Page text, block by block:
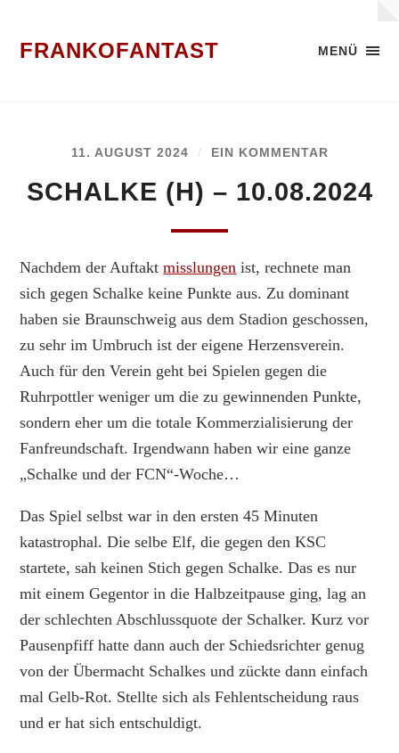
MENÜ
FRANKOFANTAST
11. AUGUST 2024 / EIN KOMMENTAR
SCHALKE (H) – 10.08.2024
Nachdem der Auftaktmisslungen ist, rechnete man
sich gegen Schalke keine Punkte aus. Zu dominant
haben sie Braunschweig aus dem Stadion geschossen,
zu sehr im Umbruch ist der eigene Herzensverein.
Auch für den Verein geht bei Spielen gegen die
Ruhrpottler weniger um die zu gewinnenden Punkte,
sondern eher um die totale Kommerzialisierung der
Fanfreundschaft. Irgendwann haben wir eine ganze
„Schalke und der FCN“-Woche…
Das Spiel selbst war in den ersten 45 Minuten
katastrophal. Die selbe Elf, die gegen den KSC
startete, sah keinen Stich gegen Schalke. Das es nur
mit einem Gegentor in die Halbzeitpause ging, lag an
der schlechten Abschlussquote der Schalker. Kurz vor
Pausenpfiff hatte dann auch der Schiedsrichter genug
von der Übermacht Schalkes und zückte dann einfach
mal Gelb-Rot. Stellte sich als Fehlentscheidung raus
und er hat sich entschuldigt.